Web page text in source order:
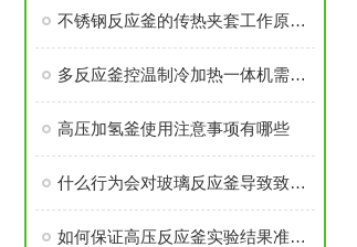
不锈钢反应釜的传热夹套工作原理是什么
多反应釜控温制冷加热一体机需注意安装过程有那些
高压加氢釜使用注意事项有哪些
什么行为会对玻璃反应釜导致致命伤害
如何保证高压反应釜实验结果准确可靠